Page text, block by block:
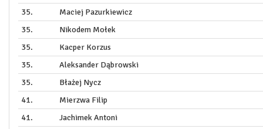
35.
Maciej Pazurkiewicz
35.
Nikodem Mołek
35.
Kacper Korzus
35.
Aleksander Dąbrowski
35.
Błażej Nycz
41.
Mierzwa Filip
41.
Jachimek Antoni